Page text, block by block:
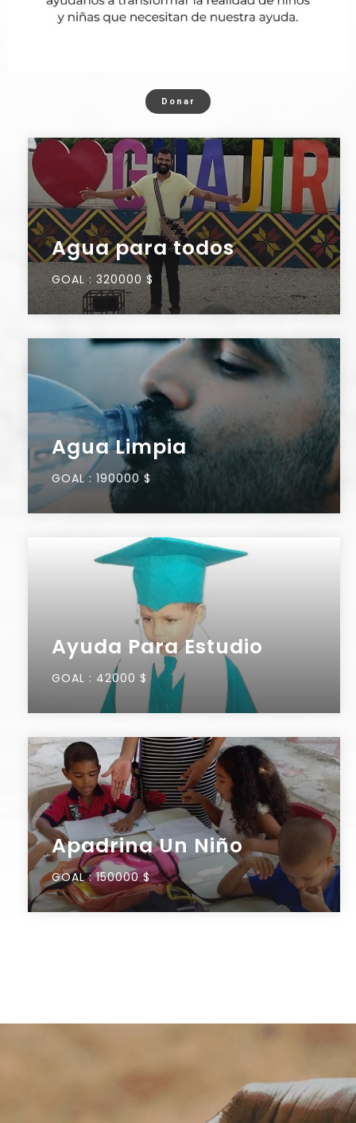
Donar
Agua para todos
GOAL :320000 $
Agua Limpia
GOAL : 190000 $
Ayuda Para Estudio
GOAL : 42000 $
Apadrina Un Niño
GOAL :150000 $